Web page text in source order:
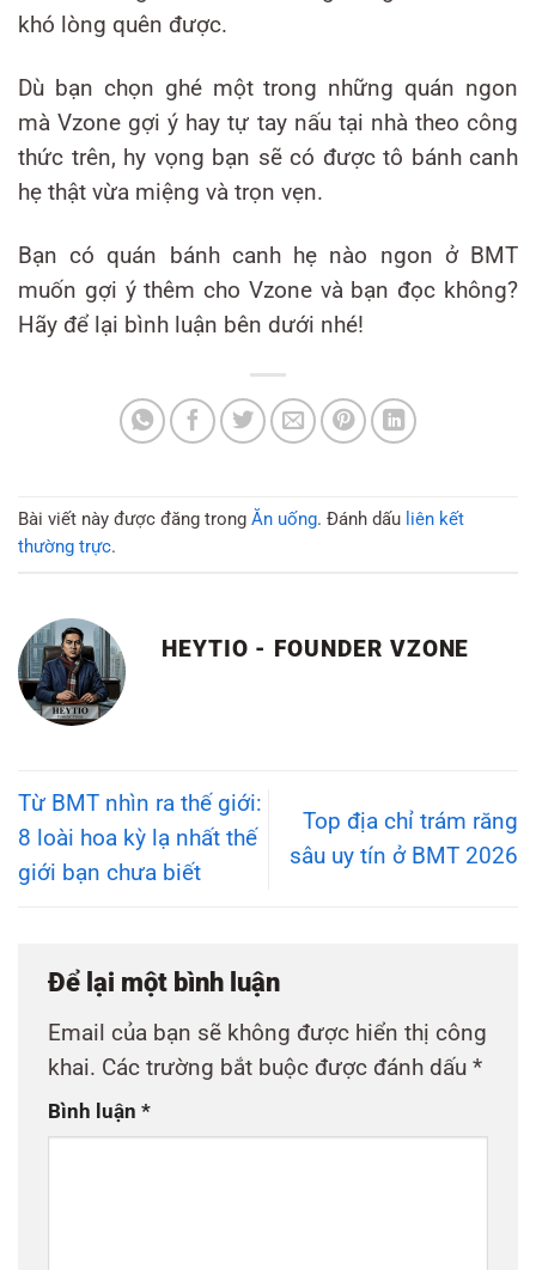
khó lòng quên được.
Dù bạn chọn ghé một trong những quán ngon
mà Vzone gợi ý hay tự tay nấu tại nhà theo công
thức trên, hy vọng bạn sẽ có được tô bánh canh
hẹ thật vừa miệng và trọn vẹn.
Bạn có quán bánh canh hẹ nào ngon ở BMT
muốn gợi ý thêm cho Vzone và bạn đọc không?
Hãy để lại bình luận bên dưới nhé!
Bài viết này được đăng trong Ăn uống. Đánh dấu liên kết
thường trực.
HEYTIO - FOUNDER VZONE
Từ BMT nhìn ra thế giới:
8 loài hoa kỳ lạ nhất thế
giới bạn chưa biết
Top địa chỉ trám răng
sâu uy tín ở BMT 2026
Để lại một bình luận
Email của bạn sẽ không được hiển thị công
khai. Các trường bắt buộc được đánh dấu *
Bình luận *